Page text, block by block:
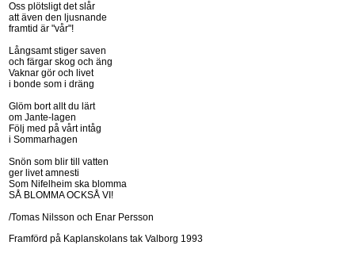
Oss plötsligt det slår
att även den ljusnande
framtid är "vår"!
Långsamt stiger saven
och färgar skog och äng
Vaknar gör och livet
i bonde som i dräng
Glöm bort allt du lärt
om Jante-lagen
Följ med på vårt intåg
i Sommarhagen
Snön som blir till vatten
ger livet amnesti
Som Nifelheim ska blomma
SÅ BLOMMA OCKSÅ VI!
/Tomas Nilsson och Enar Persson
Framförd på Kaplanskolans tak Valborg 1993